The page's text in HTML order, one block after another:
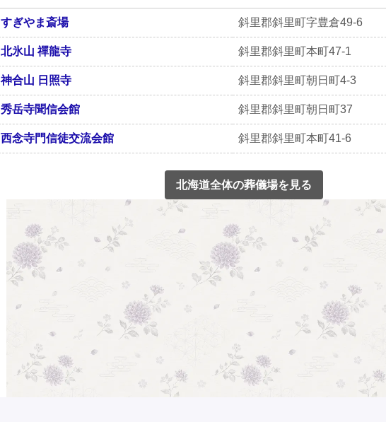
すぎやま斎場 斜里郡斜里町字豊倉49-6
北氷山 禪龍寺 斜里郡斜里町本町47-1
神合山 日照寺 斜里郡斜里町朝日町4-3
秀岳寺聞信会館 斜里郡斜里町朝日町37
西念寺門信徒交流会館 斜里郡斜里町本町41-6
北海道全体の葬儀場を見る